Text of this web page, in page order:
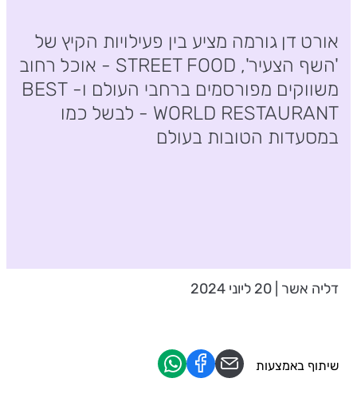
אורט דן גורמה מציע בין פעילויות הקיץ של
'השף הצעיר', STREET FOOD - אוכל רחוב
משווקים מפורסמים ברחבי העולם ו- BEST
WORLD RESTAURANT - לבשל כמו
במסעדות הטובות בעולם
דליה אשר | 20 ליוני 2024
שיתוף באמצעות